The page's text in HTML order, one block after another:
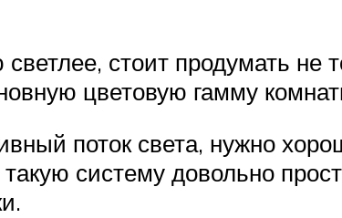
стоит продумать
цветовую гамму
поток света, нужно
систему довольно